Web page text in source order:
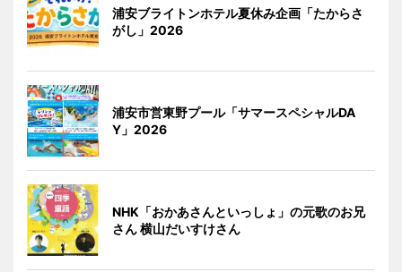
浦安ブライトンホテル夏休み企画「たからさ
がし」2026
浦安市営東野プール「サマースペシャルDA
Y」2026
NHK「おかあさんといっしょ」の元歌のお兄
さん 横山だいすけさん